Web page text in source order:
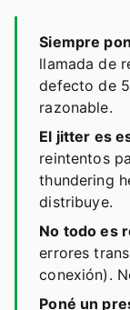
Siempre
llamada de
defecto de
razonable.
El jitter es
reintentos
thundering
distribuye.
No todo es
errores
conexión).
Poné un